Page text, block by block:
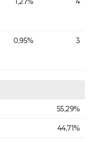
0,95% 3
55,29%
44,71%